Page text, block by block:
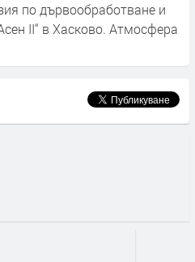
по дървообработване и
II“ в Хасково. Атмосфера